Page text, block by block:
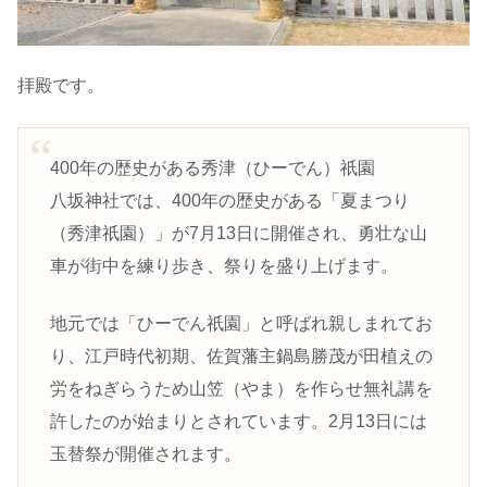
拝殿です。
400年の歴史がある秀津（ひーでん）祇園
八坂神社では、400年の歴史がある「夏まつり
（秀津祇園）」が7月13日に開催され、勇壮な山
車が街中を練り歩き、祭りを盛り上げます。
地元では「ひーでん祇園」と呼ばれ親しまれてお
り、江戸時代初期、佐賀藩主鍋島勝茂が田植えの
労をねぎらうため山笠（やま）を作らせ無礼講を
許したのが始まりとされています。2月13日には
玉替祭が開催されます。